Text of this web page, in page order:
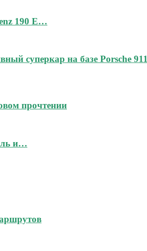
190 E…
суперкар на базе Porsche 911
прочтении
и…